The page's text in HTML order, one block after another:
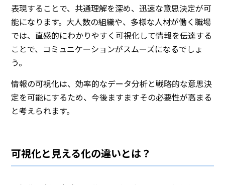
表現することで、共通理解を深め、迅速な意思決定が可
能になります。大人数の組織や、多様な人材が働く職場
では、直感的にわかりやすく可視化して情報を伝達する
ことで、コミュニケーションがスムーズになるでしょ
う。
情報の可視化は、効率的なデータ分析と戦略的な意思決
定を可能にするため、今後ますますその必要性が高まる
と考えられます。
可視化と見える化の違いとは？